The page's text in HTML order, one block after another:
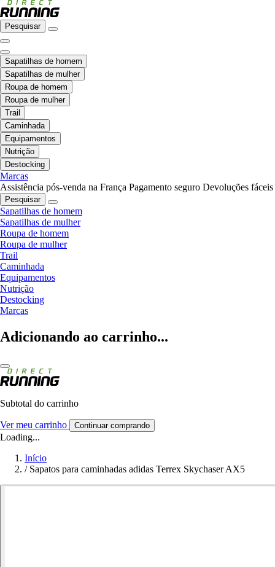
Pesquisar
Sapatilhas de homem
Sapatilhas de mulher
Roupa de homem
Roupa de mulher
Trail
Caminhada
Equipamentos
Nutrição
Destocking
Marcas
Assistência pós-venda na França Pagamento seguro Devoluções fáceis
Pesquisar
Sapatilhas de homem
Sapatilhas de mulher
Roupa de homem
Roupa de mulher
Trail
Caminhada
Equipamentos
Nutrição
Destocking
Marcas
Adicionando ao carrinho...
Subtotal do carrinho
Ver meu carrinho Continuar comprando
Loading...
Início
/ Sapatos para caminhadas adidas Terrex Skychaser AX5